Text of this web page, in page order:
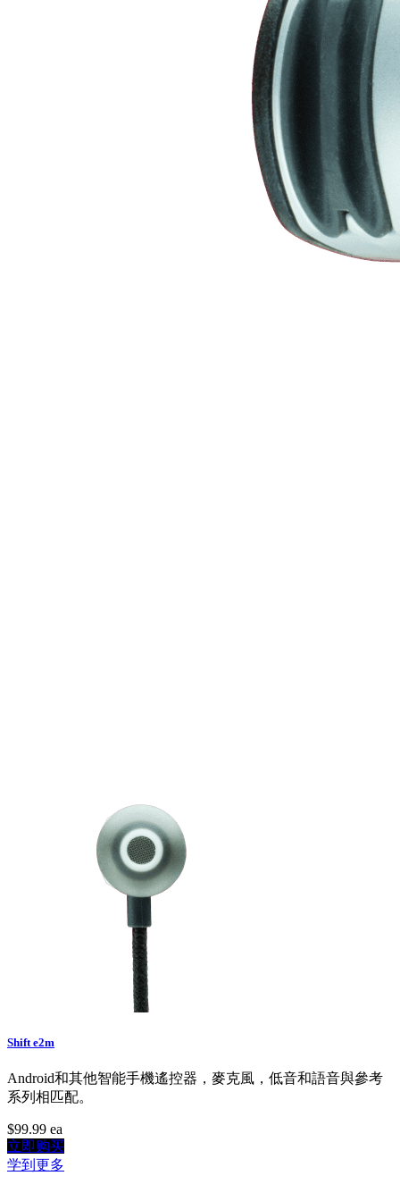
Shift e2m
Android和其他智能手機遙控器，麥克風，低音和語音與參考
系列相匹配。
$99.99 ea
立即购买
学到更多